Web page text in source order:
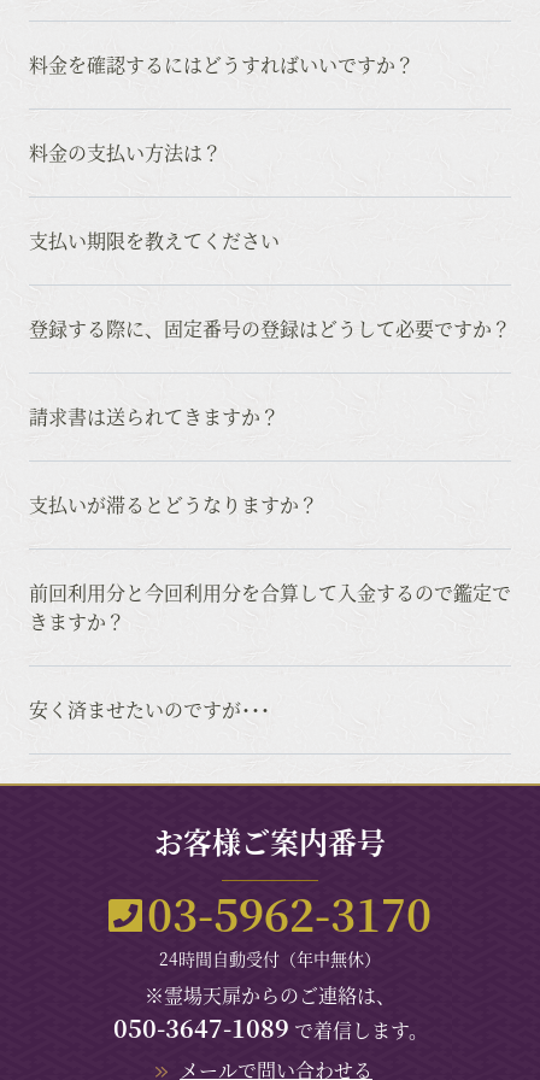
料金を確認するにはどうすればいいですか？
料金の支払い方法は？
支払い期限を教えてください
登録する際に、固定番号の登録はどうして必要ですか？
請求書は送られてきますか？
支払いが滞るとどうなりますか？
前回利用分と今回利用分を合算して入金するので鑑定で
きますか？
安く済ませたいのですが･･･
お客様ご案内番号
03-5962-3170
24時間自動受付（年中無休）
※霊場天扉からのご連絡は、
050-3647-1089 で着信します。
メールで問い合わせる